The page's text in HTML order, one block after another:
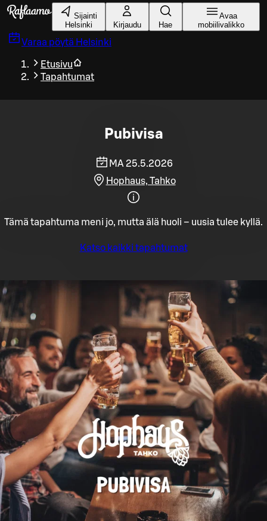
Siirry pääsisältöön
Sijainti
Helsinki
Kirjaudu Hae
Avaa
mobiilivalikko
Varaa pöytä Helsinki
Etusivu
Tapahtumat
Pubivisa
MA 25.5.2026
Hophaus, Tahko
Tämä tapahtuma meni jo, mutta älä huoli – uusia tulee kyllä.
Katso kaikki tapahtumat